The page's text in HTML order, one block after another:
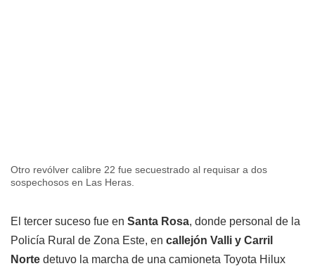
Otro revólver calibre 22 fue secuestrado al requisar a dos
sospechosos en Las Heras.
El tercer suceso fue en Santa Rosa, donde personal de la
Policía Rural de Zona Este, en callejón Valli y Carril
Norte detuvo la marcha de una camioneta Toyota Hilux